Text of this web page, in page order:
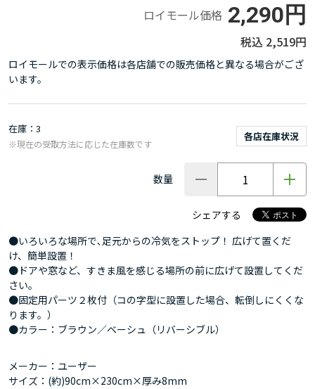
ロイモール価格 2,290円
2,519円
ロイモールでの表示価格は各店舗での販売価格と異なる場合がござ
います。
在庫 3
各店在庫状況
※現在の受取方法に応じた在庫数です
数量
シェアする
●いろいろな場所で､足元からの冷気をストップ！ 広げて置くだ
け、簡単設置！
●ドアや窓など、すきま風を感じる場所の前に広げて設置してくだ
さい。
●固定用パーツ２枚付（コの字型に設置した場合、転倒しにくくな
ります。）
●カラー：ブラウン／ベーシュ（リバーシブル）
メーカー：ユーザー
サイズ：(約)90cm×230cm×厚み8mm